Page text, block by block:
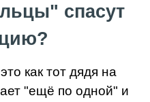
спасут
как тот дядя на
"ещё по одной" и